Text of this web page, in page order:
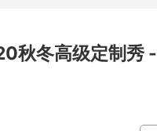
秋冬高级定制秀 -